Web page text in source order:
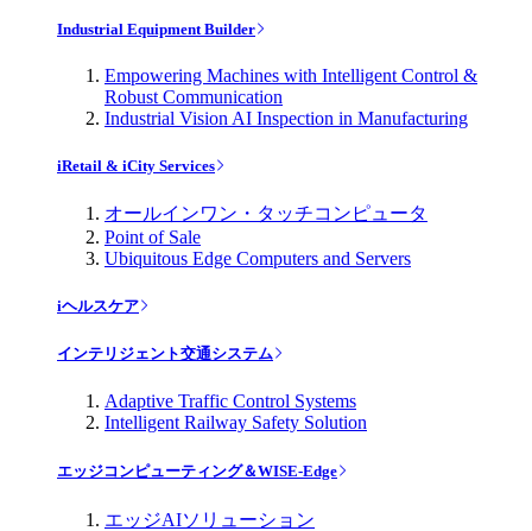
Industrial Equipment Builder
Empowering Machines with Intelligent Control &
Robust Communication
Industrial Vision AI Inspection in Manufacturing
iRetail & iCity Services
オールインワン・タッチコンピュータ
Point of Sale
Ubiquitous Edge Computers and Servers
iヘルスケア
インテリジェント交通システム
Adaptive Traffic Control Systems
Intelligent Railway Safety Solution
エッジコンピューティング＆WISE-Edge
エッジAIソリューション